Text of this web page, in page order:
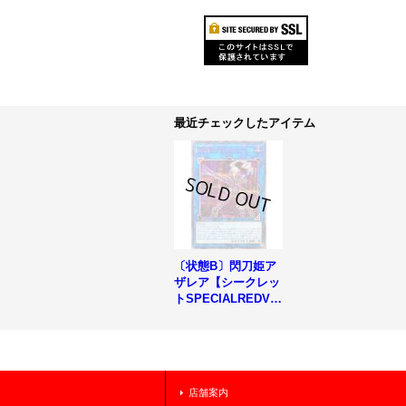
最近チェックしたアイテム
〔状態B〕閃刀姫ア
ザレア【シークレッ
トSPECIALREDVe
店舗案内